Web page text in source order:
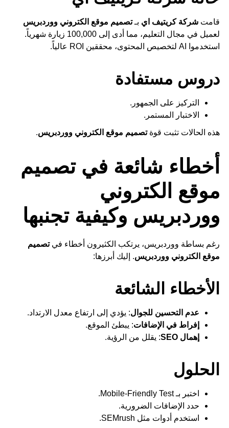
قامت شركة كريتيف اي بـتصميم موقع الكتروني ووردبريس
لعميل في مجال التعليم، مما أدى إلى 100,000 زيارة شهرياً.
استخدموا AI لتخصيص المحتوى، محققين ROI عالياً.
دروس مستفادة
التركيز على الجمهور.
الاختبار المستمر.
هذه الحالات تثبت قوةتصميم موقع الكتروني ووردبريس.
أخطاء شائعة في تصميم
موقع الكتروني
ووردبريس وكيفية تجنبها
رغم بساطة ووردبريس، يرتكب الكثيرون أخطاء فيتصميم
موقع الكتروني ووردبريس. إليك أبرزها:
الأخطاء الشائعة
عدم التحسين للجوال: يؤدي إلى ارتفاع معدل الارتداد.
إفراط في الإضافات: يبطئ الموقع.
إهمال SEO
: يقلل من الرؤية.
الحلول
اختبر بـ Mobile-Friendly Test.
حدد الإضافات الضرورية.
استخدم أدوات مثل SEMrush.